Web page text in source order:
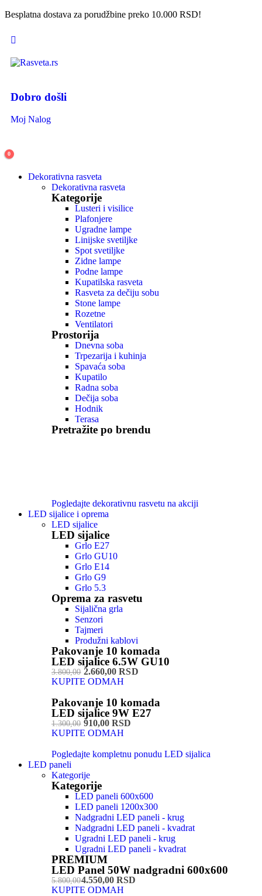
Besplatna dostava za porudžbine preko 10.000 RSD!
Dobro došli
Moj Nalog
0
Dekorativna rasveta
Dekorativna rasveta
Kategorije
Lusteri i visilice
Plafonjere
Ugradne lampe
Linijske svetiljke
Spot svetiljke
Zidne lampe
Podne lampe
Kupatilska rasveta
Rasveta za dečiju sobu
Stone lampe
Rozetne
Ventilatori
Prostorija
Dnevna soba
Trpezarija i kuhinja
Spavaća soba
Kupatilo
Radna soba
Dečija soba
Hodnik
Terasa
Pretražite po brendu
Pogledajte dekorativnu rasvetu na akciji
LED sijalice i oprema
LED sijalice
LED sijalice
Grlo E27
Grlo GU10
Grlo E14
Grlo G9
Grlo 5.3
Oprema za rasvetu
Sijalična grla
Senzori
Tajmeri
Produžni kablovi
Pakovanje 10 komada
LED sijalice 6.5W GU10
3.800,002.660,00 RSD
KUPITE ODMAH
Pakovanje 10 komada
LED sijalice 9W E27
1.300,00910,00 RSD
KUPITE ODMAH
Pogledajte kompletnu ponudu LED sijalica
LED paneli
Kategorije
Kategorije
LED paneli 600x600
LED paneli 1200x300
Nadgradni LED paneli - krug
Nadgradni LED paneli - kvadrat
Ugradni LED paneli - krug
Ugradni LED paneli - kvadrat
PREMIUM
LED Panel 50W nadgradni 600x600
5.800,004.550,00 RSD
KUPITE ODMAH